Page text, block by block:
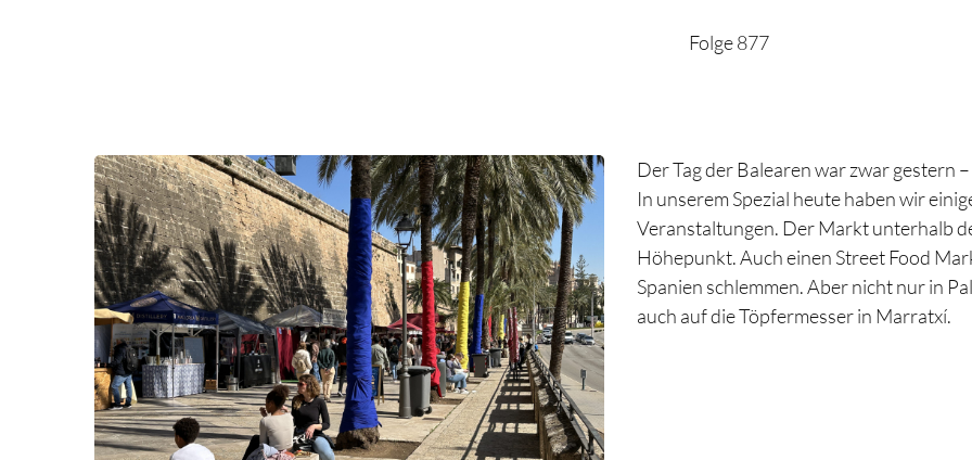
Folge 877
Der Tag der Balearen war zwar gestern
In unserem Spezial heute haben wir
Veranstaltungen. Der Markt unterhalb
Höhepunkt. Auch einen Street Food
Spanien schlemmen. Aber nicht nur in
auch auf die Töpfermesser in Marratxí.